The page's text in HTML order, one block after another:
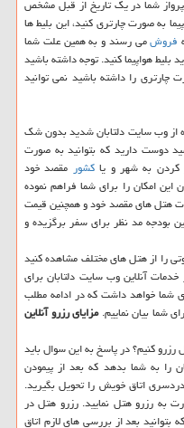
شما در یك تاریخ از قبل مشخص
به صورت چارتری كنید، این بلیط ها
فروشمی رسند و به همین علت شما
بلیط هواپیما كنید. توجه داشته باشید
چارتری را داشته باشید نمی توانید
از وب سایت دلتابان شدید بدون شك
دوست دارید كه بتوانید به صورت
كردن به شهر و یاكشور مقصد خود
این امكان را برای شما فراهم نموده
هتل های مقصد خود و همچنین قیمت
بودجه مد نظر برای سفر برگزیده و
را از هتل های مختلف مشاهده كنید
آنلاین وب سایت دلتابان برای
شما خواهد داشت كه در ادامه مطلب
شما بیان نماییم.مزایای رزرو آنلاین
كنیم؟ در پاسخ به این سوال باید
را به شما بدهد كه بعد از پیمودن
اتاق خویش را تحویل بگیرید.
به رزرو هتل نمایید. رزرو هتل در
بتوانید بعد از بررسی های لازم اتاق